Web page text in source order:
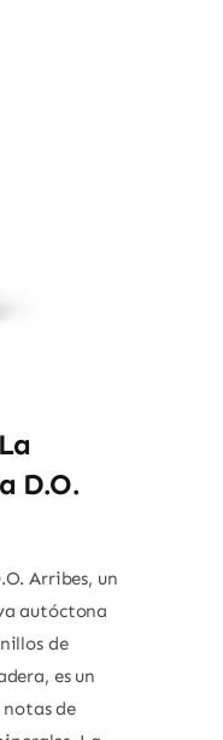
D.O.
Arribes, un
autóctona
de
es un
de